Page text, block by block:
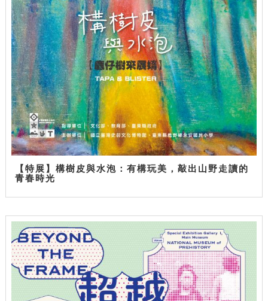
【特展】構樹皮與水泡：有構玩美，敲出山野走讀的
青春時光